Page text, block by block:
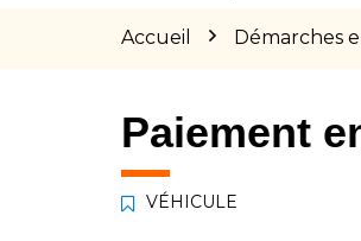
Accueil Démarches
Paiement
VÉHICULE